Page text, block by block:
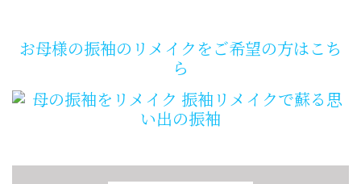
お母様の振袖のリメイクをご希望の方はこち
ら